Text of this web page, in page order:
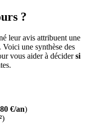
?
leur avis attribuent une
une synthèse des
vous aider à décidersi
€/an)
)